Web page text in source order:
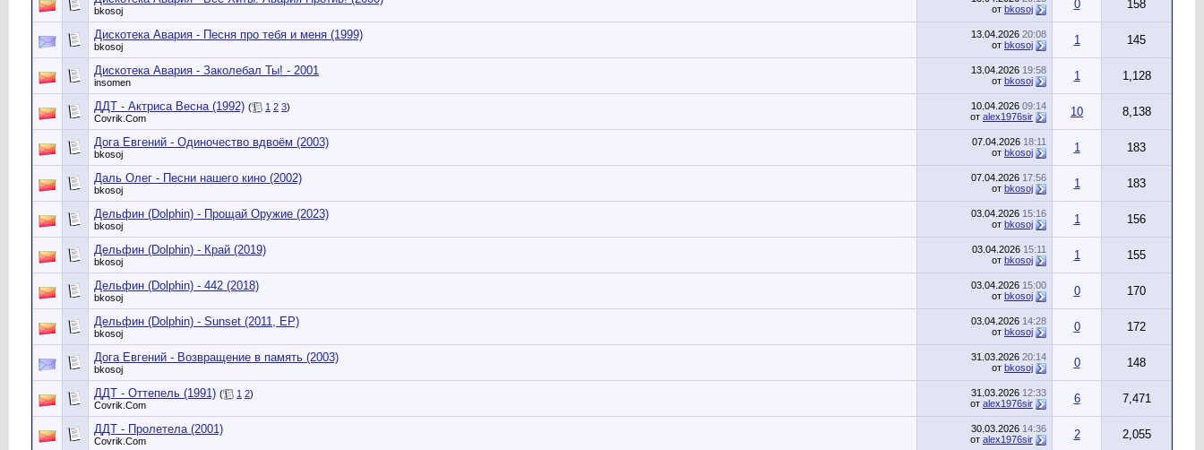
bkosoj
от bkosoj 0 158
Дискотека Авария - Песня про тебя и меня (1999)
bkosoj
13.04.2026 20:08
от bkosoj 1 145
Дискотека Авария - Заколебал Ты! - 2001
insomen
13.04.2026 19:58
от bkosoj 1 1,128
ДДТ - Актриса Весна (1992) ( 1 2 3)
Сovrik.Com
10.04.2026 09:14
от alex1976sir 10 8,138
Дога Евгений - Одиночество вдвоём (2003)
bkosoj
07.04.2026 18:11
от bkosoj 1 183
Даль Олег - Песни нашего кино (2002)
bkosoj
07.04.2026 17:56
от bkosoj 1 183
Дельфин (Dolphin) - Прощай Оружие (2023)
bkosoj
03.04.2026 15:16
от bkosoj 1 156
Дельфин (Dolphin) - Край (2019)
bkosoj
03.04.2026 15:11
от bkosoj 1 155
Дельфин (Dolphin) - 442 (2018)
bkosoj
03.04.2026 15:00
от bkosoj 0 170
Дельфин (Dolphin) - Sunset (2011, EP)
bkosoj
03.04.2026 14:28
от bkosoj 0 172
Дога Евгений - Возвращение в память (2003)
bkosoj
31.03.2026 20:14
от bkosoj 0 148
ДДТ - Оттепель (1991) ( 1 2)
Сovrik.Com
31.03.2026 12:33
от alex1976sir 6 7,471
ДДТ - Пролетела (2001)
Сovrik.Com
30.03.2026 14:36
от alex1976sir 2 2,055